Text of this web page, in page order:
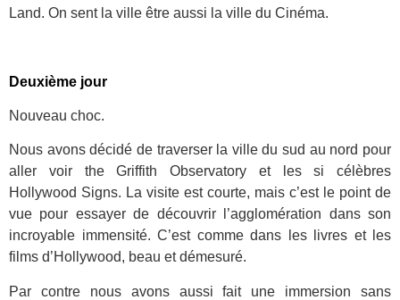
Land. On sent la ville être aussi la ville du Cinéma.
Deuxième jour
Nouveau choc.
Nous avons décidé de traverser la ville du sud au nord pour
aller voir the Griffith Observatory et les si célèbres
Hollywood Signs. La visite est courte, mais c’est le point de
vue pour essayer de découvrir l’agglomération dans son
incroyable immensité. C’est comme dans les livres et les
films d’Hollywood, beau et démesuré.
Par contre nous avons aussi fait une immersion sans